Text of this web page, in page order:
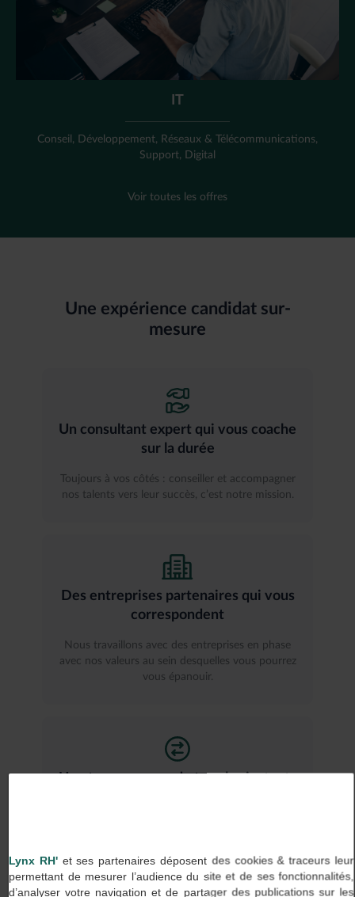
IT
Conseil, Développement, Réseaux & Télécommunications,
Support, Digital
Voir toutes les offres
Une expérience candidat sur-
mesure
Un consultant expert qui vous coache
sur la durée
Toujours à vos côtés : conseiller et accompagner
nos talents vers leur succès, c’est notre mission.
Des entreprises partenaires qui vous
correspondent
Nous travaillons avec des entreprises en phase
avec nos valeurs au sein desquelles vous pourrez
vous épanouir.
Une transparence de tous les instants
Lynx RH' et ses partenaires déposent des cookies & traceurs leur
permettant de mesurer l’audience du site et de ses fonctionnalités,
d’analyser votre navigation et de partager des publications sur les